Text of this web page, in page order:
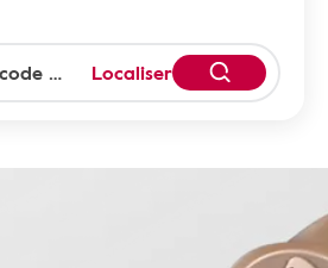
Localiser